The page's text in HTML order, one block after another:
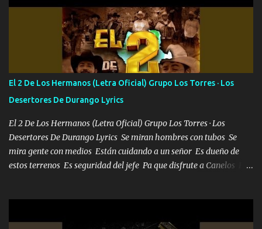
estándares 110 mil records de pistas no me falta mucho para
verme en las revistas Ya pasé Italia Japón Madrid Milán y también
Francia ropa de 100.000 bolas Louis vuitton es mi fragancia
repleta de presidentes la bolsa estoy en mi pic si no se han dado
cuenta chequeen gráficas del kitch
El 2 De Los Hermanos (Letra Oficial) Grupo Los Torres · Los
Desertores De Durango Lyrics
El 2 De Los Hermanos (Letra Oficial) Grupo Los Torres · Los
Desertores De Durango Lyrics Se miran hombres con tubos Se
mira gente con medios Están cuidando a un señor Es dueño de
estos terrenos Es seguridad del jefe Pa que disfrute a Canelos Es
ni tampoco las mujeres porque es platica de grandes por eso hay